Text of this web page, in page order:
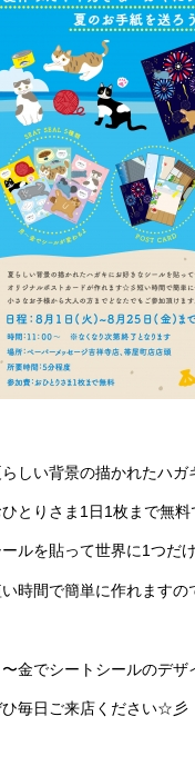
らしい背景の描かれたハ
ひとりさま1日1枚まで無
ールを貼って世界に1つだ
時間で簡単に作れます
〜金でシートシールのデ
ひ毎日ご来店ください☆彡